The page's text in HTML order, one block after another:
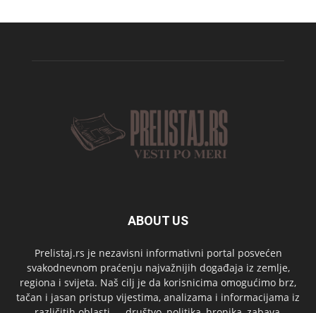
ABOUT US
Prelistaj.rs je nezavisni informativni portal posvećen
svakodnevnom praćenju najvažnijih događaja iz zemlje,
regiona i svijeta. Naš cilj je da korisnicima omogućimo brz,
tačan i jasan pristup vijestima, analizama i informacijama iz